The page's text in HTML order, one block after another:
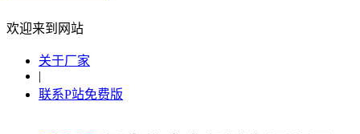
欢迎来到网站
关于厂家
|
联系P站免费版